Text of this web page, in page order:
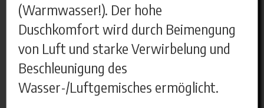
(Warmwasser!). Der hohe
Duschkomfort wird durch Beimengung
von Luft und starke Verwirbelung und
Beschleunigung des
Wasser-/Luftgemisches ermöglicht.